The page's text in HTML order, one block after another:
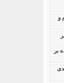
و
بر
تولیدی